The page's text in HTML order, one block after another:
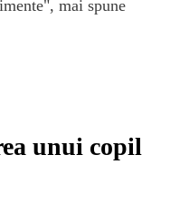
mai spune
unui copil